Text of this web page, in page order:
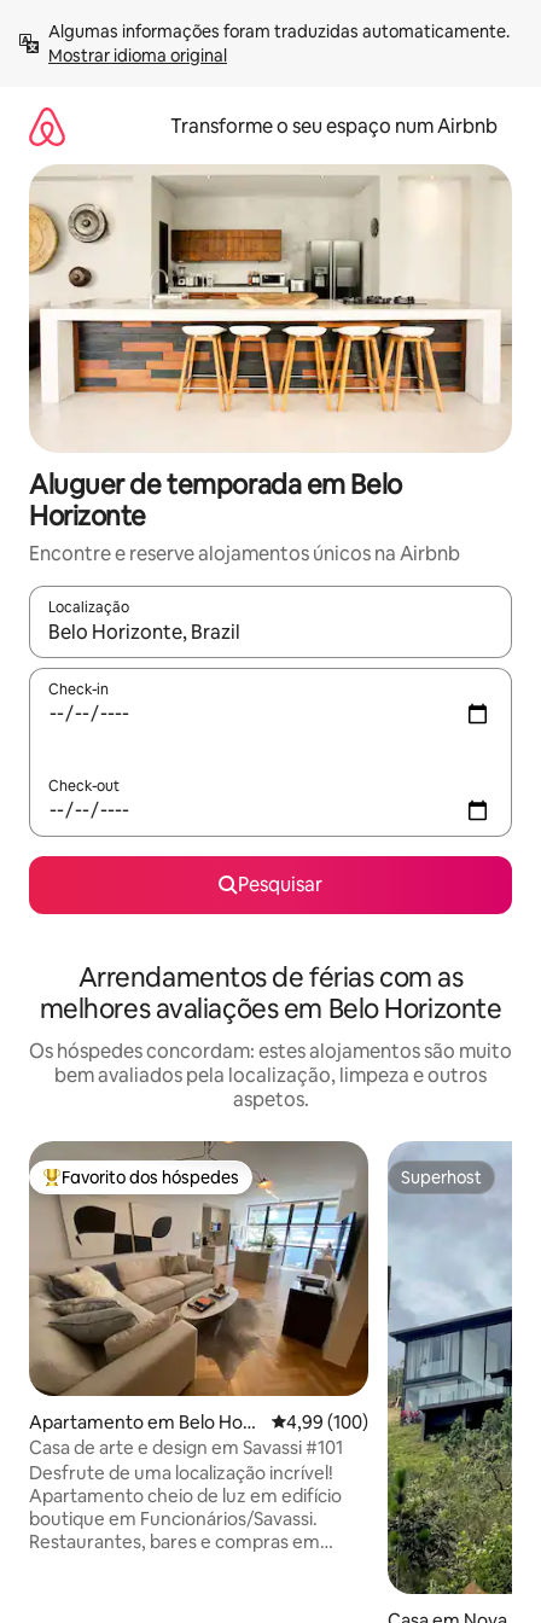
para
Mostrar idioma original
Transforme o seu espaço num Airbnb
Aluguer de temporada em Belo
Horizonte
Encontre e reserve alojamentos únicos na Airbnb
Localização
Quando os resultados estiverem disponíveis, navegue com
Check-in
Check-out
Pesquisar
Arrendamentos de férias com as
melhores avaliações em Belo Horizonte
Os hóspedes concordam: estes alojamentos são muito
bem avaliados pela localização, limpeza e outros
aspetos.
Favoritos dos hóspedes mais apreciados
Favorito dos hóspedes
Apartamento em Belo Hori
zonte
Classificação média de 4,99 em
4,99 (100)
Casa de arte e design em Savassi #101
Desfrute de uma localização incrível!
Apartamento cheio de luz em edifício
boutique em Funcionários/Savassi.
Restaurantes, bares e compras em
Superhost
Superhost